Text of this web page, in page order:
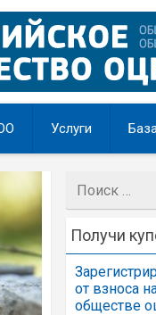
Услуги
НОВОСТИ
знать
Автор СМО РОО/
Получи
от взноса
обществе